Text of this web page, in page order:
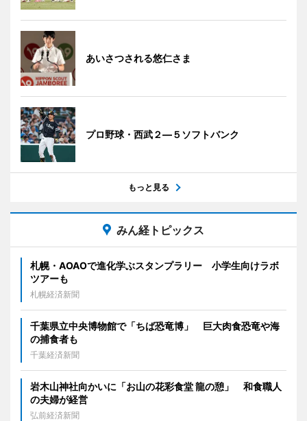
あいさつされる悠仁さま
プロ野球・西武２―５ソフトバンク
もっと見る
みん経トピックス
札幌・AOAOで進化学ぶスタンプラリー 小学生向けラボ
ツアーも
札幌経済新聞
千葉県立中央博物館で「ちば恐竜博」 巨大肉食恐竜や海
の捕食者も
千葉経済新聞
岩木山神社向かいに「お山の花彩食堂 龍の憩」 和食職人
の夫婦が経営
弘前経済新聞